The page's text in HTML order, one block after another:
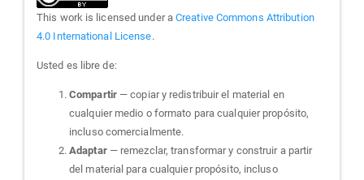
This work is licensed under aCreative Commons Attribution
4.0 International License.
Usted es libre de:
Compartir — copiar y redistribuir el material en
cualquier medio o formato para cualquier propósito,
incluso comercialmente.
Adaptar — remezclar, transformar y construir a partir
del material para cualquier propósito, incluso